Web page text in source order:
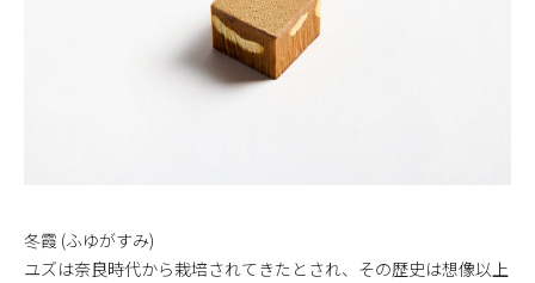
冬霞 (ふゆがすみ)
ユズは奈良時代から栽培されてきたとされ、その歴史は想像以上